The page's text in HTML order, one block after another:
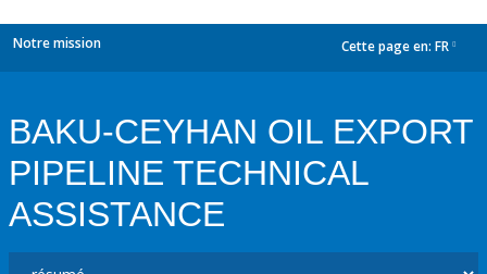
Notre mission Cette page en: FR
BAKU-CEYHAN OIL EXPORT
PIPELINE TECHNICAL
ASSISTANCE